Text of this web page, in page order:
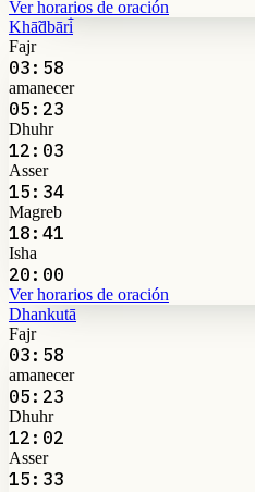
Ver horarios de oración
Khā̃dbāri̇̄
Fajr
03:58
amanecer
05:23
Dhuhr
12:03
Asser
15:34
Magreb
18:41
Isha
20:00
Ver horarios de oración
Dhankutā
Fajr
03:58
amanecer
05:23
Dhuhr
12:02
Asser
15:33